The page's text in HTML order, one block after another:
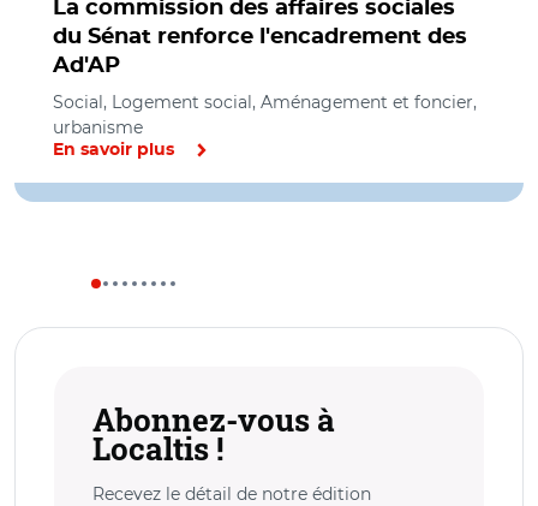
La commission des affaires sociales
du Sénat renforce l'encadrement des
Ad'AP
Social, Logement social, Aménagement et foncier,
urbanisme
En savoir plus
Abonnez-vous à
Localtis !
Recevez le détail de notre édition